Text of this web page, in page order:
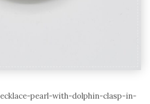
pearl-with-dolphin-clasp-in-